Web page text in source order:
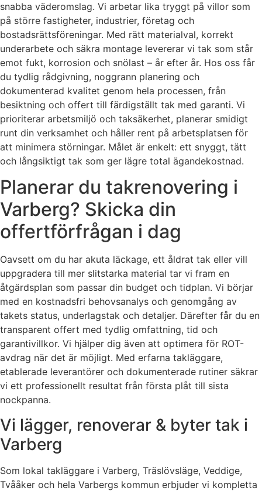
snabba väderomslag. Vi arbetar lika tryggt på villor som
på större fastigheter, industrier, företag och
bostadsrättsföreningar. Med rätt materialval, korrekt
underarbete och säkra montage levererar vi tak som står
emot fukt, korrosion och snölast – år efter år. Hos oss får
du tydlig rådgivning, noggrann planering och
dokumenterad kvalitet genom hela processen, från
besiktning och offert till färdigställt tak med garanti. Vi
prioriterar arbetsmiljö och taksäkerhet, planerar smidigt
runt din verksamhet och håller rent på arbetsplatsen för
att minimera störningar. Målet är enkelt: ett snyggt, tätt
och långsiktigt tak som ger lägre total ägandekostnad.
Planerar du takrenovering i
Varberg? Skicka din
offertförfrågan i dag
Oavsett om du har akuta läckage, ett åldrat tak eller vill
uppgradera till mer slitstarka material tar vi fram en
åtgärdsplan som passar din budget och tidplan. Vi börjar
med en kostnadsfri behovsanalys och genomgång av
takets status, underlagstak och detaljer. Därefter får du en
transparent offert med tydlig omfattning, tid och
garantivillkor. Vi hjälper dig även att optimera för ROT-
avdrag när det är möjligt. Med erfarna takläggare,
etablerade leverantörer och dokumenterade rutiner säkrar
vi ett professionellt resultat från första plåt till sista
nockpanna.
Vi lägger, renoverar & byter tak i
Varberg
Som lokal takläggare i Varberg, Träslövsläge, Veddige,
Tvååker och hela Varbergs kommun erbjuder vi kompletta